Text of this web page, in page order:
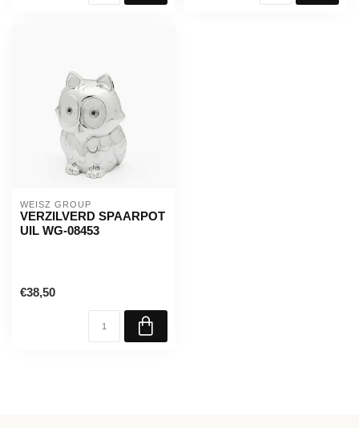
WEISZ GROUP
VERZILVERD SPAARPOT
UIL WG-08453
€38,50